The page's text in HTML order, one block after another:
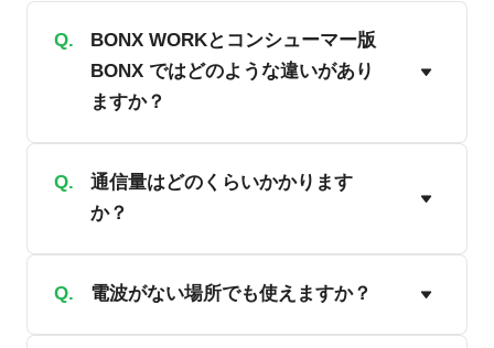
建設・土木
ホテル・旅館
アプリ料金
デバイス料金
TIPS
Q.
BONX WORKとコンシューマー版
BONX ではどのような違いがあり
ますか？
A.
株式会社BONXが提供するグループ通話
ソリューションには、個人利用者を対象
にしたコンシューマー版「BONX」と業務
利用に必要な機能を備えた法人事業者向
Q.
通信量はどのくらいかかります
か？
A.
業務利用において、1対1での会話の場
Q. 電波がない場所でも使えますか？